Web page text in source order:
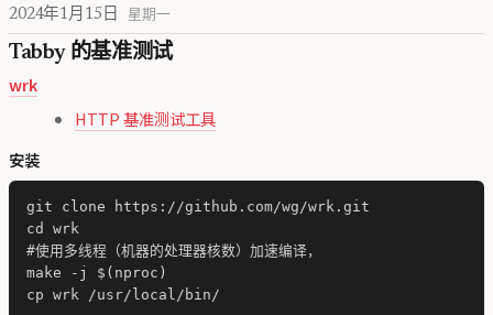
2024年1月15日 星期一
Tabby 的基准测试
wrk
HTTP 基准测试工具
安装
git clone https://github.com/wg/wrk.git
cd wrk
#使用多线程（机器的处理器核数）加速编译，
make -j $(nproc)